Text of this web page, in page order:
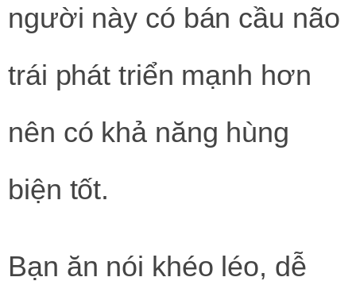
người này có bán cầu não
trái phát triển mạnh hơn
nên có khả năng hùng
biện tốt.
Bạn ăn nói khéo léo, dễ